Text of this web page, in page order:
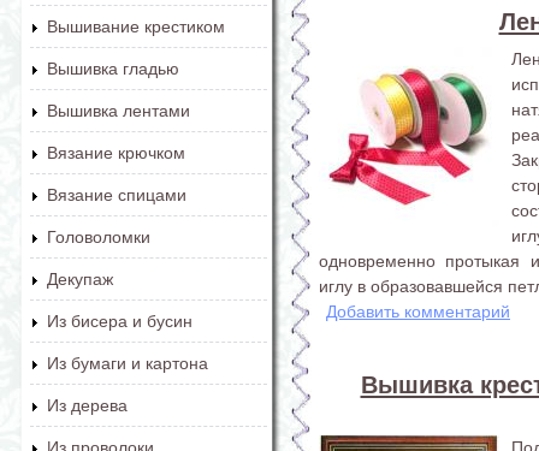
Вышивание крестиком
Вышивка гладью
Вышивка лентами
Вязание крючком
Вязание спицами
Головоломки
Декупаж
Из бисера и бусин
Из бумаги и картона
Из дерева
одновременно протыкая
иглу в образовавшейся
Добавить комментарий
Вышивка